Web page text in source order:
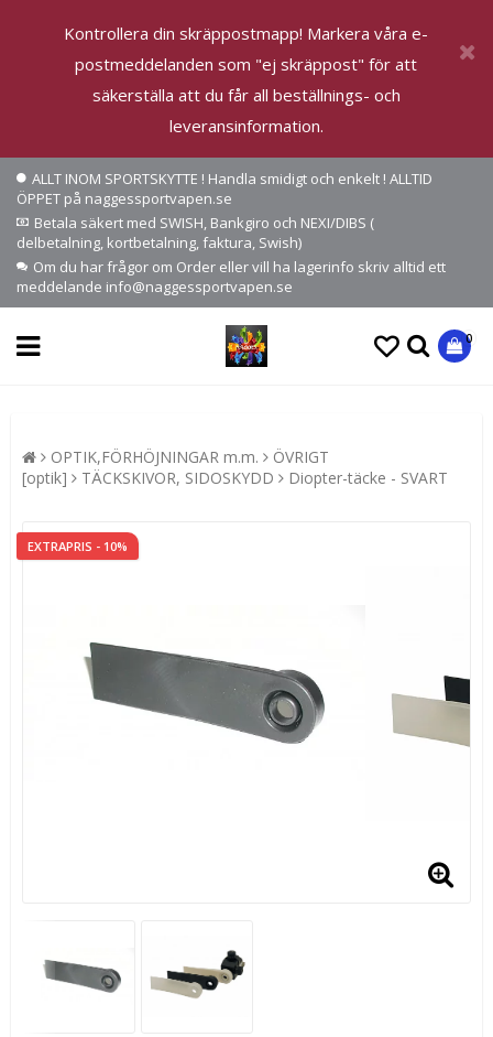
Kontrollera din skräppostmapp! Markera våra e-
postmeddelanden som "ej skräppost" för att
säkerställa att du får all beställnings- och
leveransinformation.
ALLT INOM SPORTSKYTTE ! Handla smidigt och enkelt ! ALLTID
ÖPPET på naggessportvapen.se
Betala säkert med SWISH, Bankgiro och NEXI/DIBS (
delbetalning, kortbetalning, faktura, Swish)
Om du har frågor om Order eller vill ha lagerinfo skriv alltid ett
meddelande info@naggessportvapen.se
0
OPTIK,FÖRHÖJNINGAR m.m.
ÖVRIGT
[optik]
TÄCKSKIVOR, SIDOSKYDD Diopter-täcke - SVART
EXTRAPRIS - 10%